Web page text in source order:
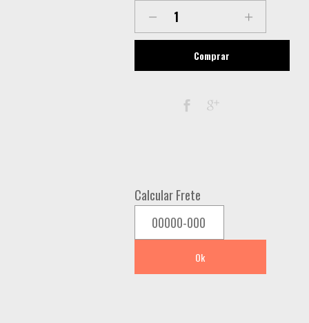
HERCULES
HDP
DJ
quantity
Comprar
Calcular Frete
Ok